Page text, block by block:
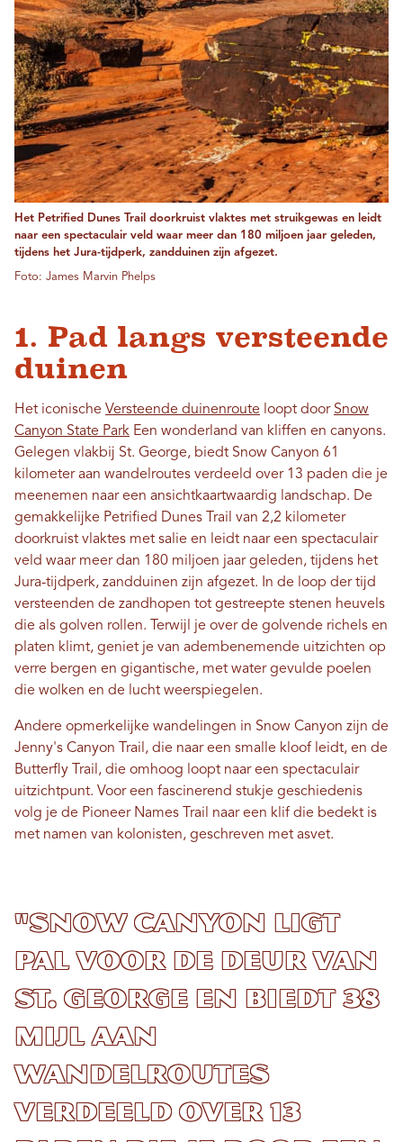
Het Petrified Dunes Trail doorkruist vlaktes met struikgewas en leidt
naar een spectaculair veld waar meer dan 180 miljoen jaar geleden,
tijdens het Jura-tijdperk, zandduinen zijn afgezet.
Foto: James Marvin Phelps
1. Pad langs versteende
duinen
Het iconische Versteende duinenroute loopt door Snow
Canyon State Park Een wonderland van kliffen en canyons.
Gelegen vlakbij St. George, biedt Snow Canyon 61
kilometer aan wandelroutes verdeeld over 13 paden die je
meenemen naar een ansichtkaartwaardig landschap. De
gemakkelijke Petrified Dunes Trail van 2,2 kilometer
doorkruist vlaktes met salie en leidt naar een spectaculair
veld waar meer dan 180 miljoen jaar geleden, tijdens het
Jura-tijdperk, zandduinen zijn afgezet. In de loop der tijd
versteenden de zandhopen tot gestreepte stenen heuvels
die als golven rollen. Terwijl je over de golvende richels en
platen klimt, geniet je van adembenemende uitzichten op
verre bergen en gigantische, met water gevulde poelen
die wolken en de lucht weerspiegelen.
Andere opmerkelijke wandelingen in Snow Canyon zijn de
Jenny's Canyon Trail, die naar een smalle kloof leidt, en de
Butterfly Trail, die omhoog loopt naar een spectaculair
uitzichtpunt. Voor een fascinerend stukje geschiedenis
volg je de Pioneer Names Trail naar een klif die bedekt is
met namen van kolonisten, geschreven met asvet.
"Snow Canyon ligt
pal voor de deur van
St. George en biedt 38
mijl aan
wandelroutes
verdeeld over 13